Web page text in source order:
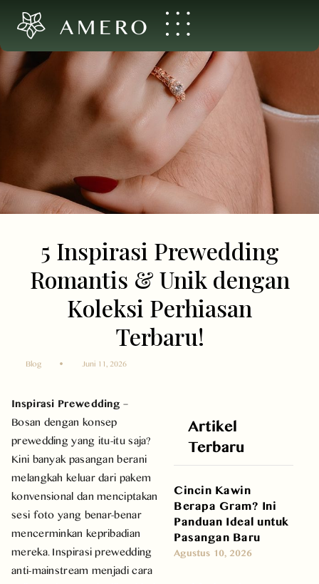
AMERO
5 Inspirasi Prewedding
Romantis & Unik dengan
Koleksi Perhiasan
Terbaru!
Blog Juni 11, 2026
Inspirasi Prewedding –
Bosan dengan konsep
prewedding yang itu-itu saja?
Kini banyak pasangan berani
melangkah keluar dari pakem
konvensional dan menciptakan
sesi foto yang benar-benar
mencerminkan kepribadian
mereka. Inspirasi prewedding
anti-mainstream menjadi cara
Artikel
Terbaru
Cincin Kawin
Berapa Gram? Ini
Panduan Ideal untuk
Pasangan Baru
Agustus 10, 2026